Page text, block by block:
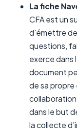
La fiche
CFA est un
d’émettre
questions,
exerce dans
document
de sa
dans le but
la collecte